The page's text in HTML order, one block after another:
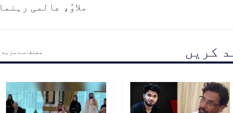
ملاوُ، عالمی رہنما
کریں مصنف سے مزید